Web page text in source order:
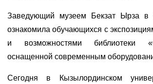
Заведующий музеем Бекзат Ырза в
ознакомила обучающихся с
и возможностями библиотеки
оснащенной современным
Сегодня в Кызылординском